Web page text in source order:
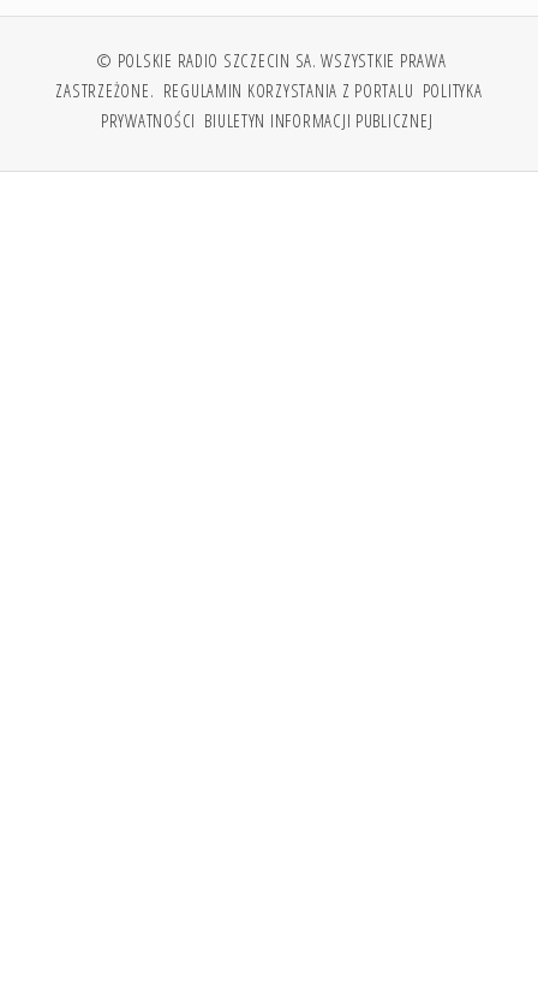
© POLSKIE RADIO SZCZECIN SA. WSZYSTKIE PRAWA
ZASTRZEŻONE. REGULAMIN KORZYSTANIA Z PORTALU POLITYKA
PRYWATNOŚCI BIULETYN INFORMACJI PUBLICZNEJ